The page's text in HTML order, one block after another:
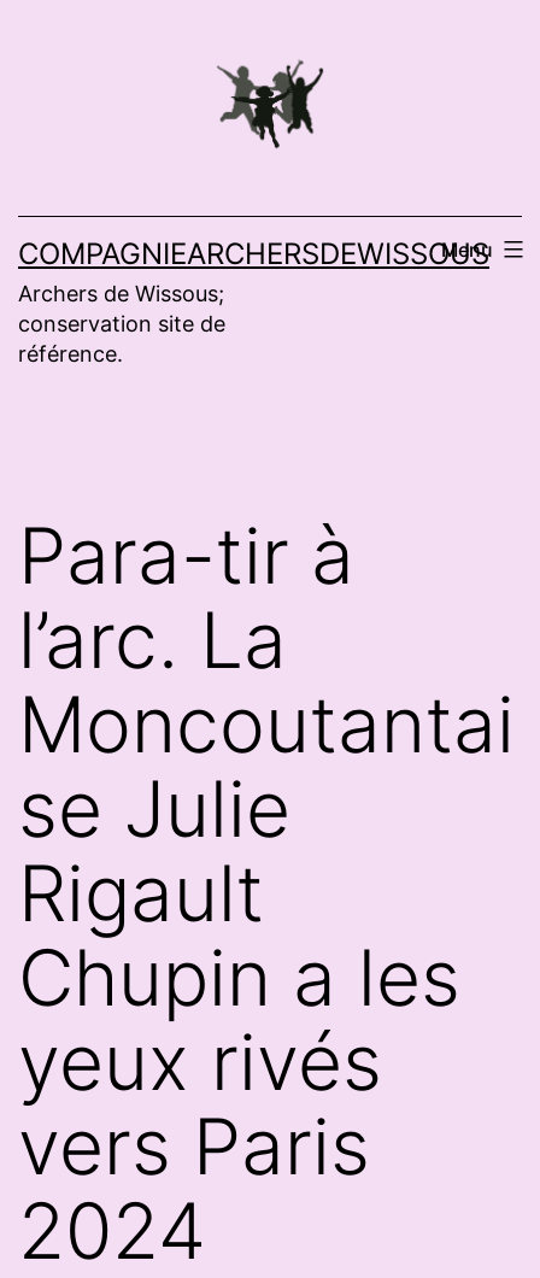
COMPAGNIEARCHERSDEWISSOUS
Archers de Wissous;
conservation site de
référence.
Menu
Para-tir à
l’arc. La
Moncoutantai
se Julie
Rigault
Chupin a les
yeux rivés
vers Paris
2024